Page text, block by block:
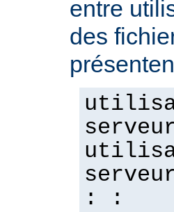
entre
des
: :